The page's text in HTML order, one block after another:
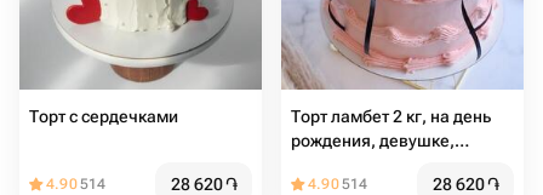
Торт с сердечками
4.90514 28 620֏
Торт ламбет 2 кг, на день
рождения, девушке,
4.90514 28 620֏